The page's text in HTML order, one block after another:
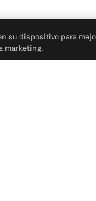
su dispositivo para
marketing.